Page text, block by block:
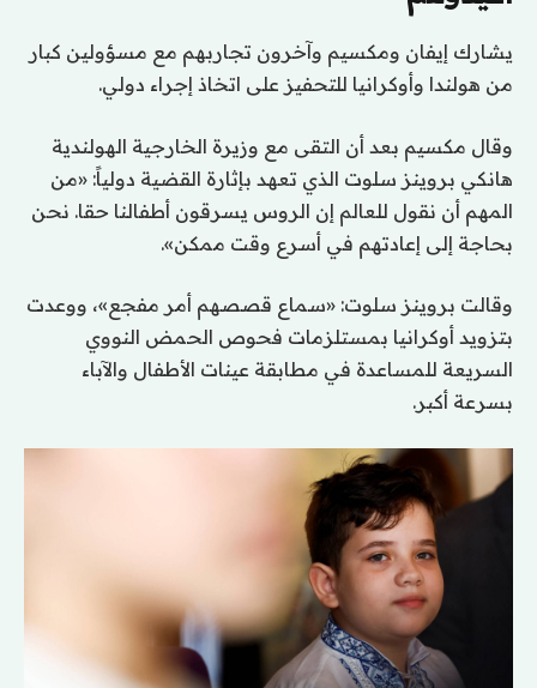
يشارك إيفان ومكسيم وآخرون تجاربهم مع مسؤولين كبار
من هولندا وأوكرانيا للتحفيز على اتخاذ إجراء دولي.
وقال مكسيم بعد أن التقى مع وزيرة الخارجية الهولندية
هانكي بروينز سلوت الذي تعهد بإثارة القضية دولياً: «من
المهم أن نقول للعالم إن الروس يسرقون أطفالنا حقا. نحن
بحاجة إلى إعادتهم في أسرع وقت ممكن».
وقالت بروينز سلوت: «سماع قصصهم أمر مفجع»، ووعدت
بتزويد أوكرانيا بمستلزمات فحوص الحمض النووي
السريعة للمساعدة في مطابقة عينات الأطفال والآباء
بسرعة أكبر.